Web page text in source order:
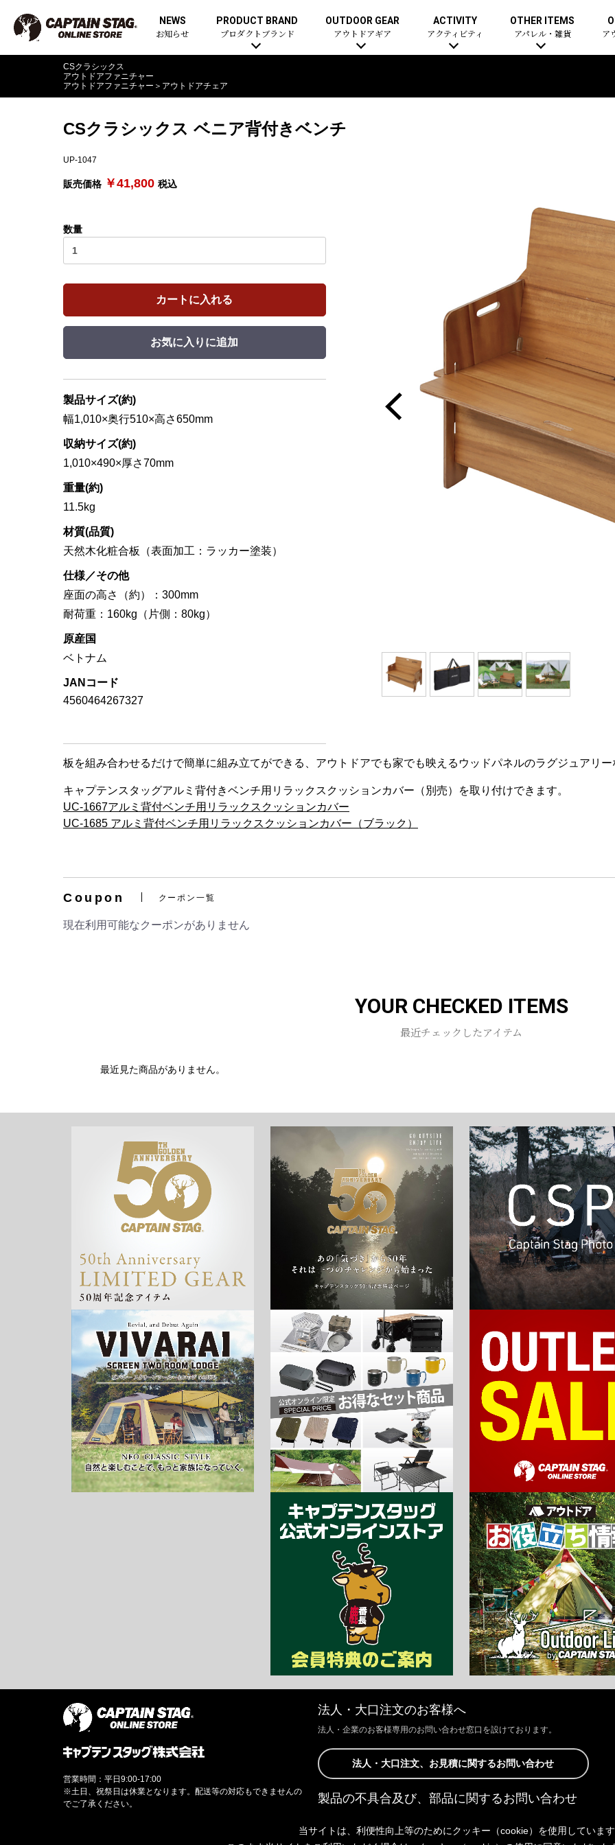
NEWS
お知らせ
PRODUCT BRAND
プロダクトブランド
OUTDOOR GEAR
アウトドアギア
ACTIVITY
アクティビティ
OTHER ITEMS
アパレル・雑貨 ア
CSクラシックス
アウトドアファニチャー
アウトドアファニチャー ＞ アウトドアチェア
CSクラシックス ベニア背付きベンチ
UP-1047
販売価格 ￥41,800 税込
数量
カートに入れる
お気に入りに追加
製品サイズ(約)
幅1,010×奥行510×高さ650mm
収納サイズ(約)
1,010×490×厚さ70mm
重量(約)
11.5kg
材質(品質)
天然木化粧合板（表面加工：ラッカー塗装）
仕様／その他
座面の高さ（約）：300mm
耐荷重：160kg（片側：80kg）
原産国
ベトナム
JANコード
4560464267327
板を組み合わせるだけで簡単に組み立てができる、アウトドアでも家でも映えるウッドパネルのラグジュアリー
キャプテンスタッグアルミ背付きベンチ用リラックスクッションカバー（別売）を取り付けできます。
UC-1667アルミ背付ベンチ用リラックスクッションカバー
UC-1685 アルミ背付ベンチ用リラックスクッションカバー（ブラック）
Coupon クーポン一覧
現在利用可能なクーポンがありません
YOUR CHECKED ITEMS
最近チェックしたアイテム
最近見た商品がありません。
法人・大口注文のお客様へ
法人・企業のお客様専用のお問い合わせ窓口を設けております。
法人・大口注文、お見積に関するお問い合わせ
製品の不具合及び、部品に関するお問い合わせ
きましては、Webサイトにて承っております。
以下よりご連絡ください。
営業時間：平日9:00-17:00
※土日、祝祭日は休業となります。配送等の対応もできませんの
でご了承ください。
当サイトは、利便性向上等のためにクッキー（cookie）を使用しています